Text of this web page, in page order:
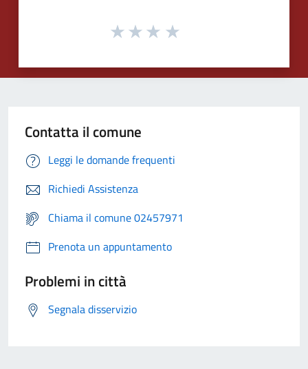
Contatta il comune
Leggi le domande frequenti
Richiedi Assistenza
Chiama il comune 02457971
Prenota un appuntamento
Problemi in città
Segnala disservizio